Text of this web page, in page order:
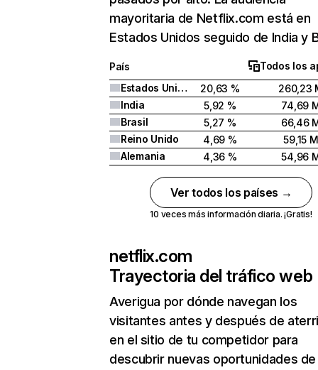
mayoritaria de Netflix.com está en
Estados Unidos seguido de India y
País
Todos los
Estados Unidos
20,63 %
260,23
India
5,92 %
74,69
Brasil
5,27 %
66,46
Reino Unido
4,69 %
59,15 M
Alemania
4,36 % 54,96
Ver todos los países →
10 veces más información diaria. ¡Gratis!
netflix.com
Trayectoria del tráfico web
Averigua por dónde navegan los
visitantes antes y después de
en el sitio de tu competidor para
descubrir nuevas oportunidades de